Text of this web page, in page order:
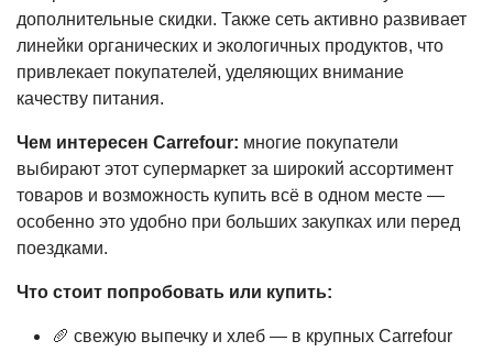
дополнительные скидки. Также сеть активно развивает
линейки органических и экологичных продуктов, что
привлекает покупателей, уделяющих внимание
качеству питания.
Чем интересен Carrefour: многие покупатели
выбирают этот супермаркет за широкий ассортимент
товаров и возможность купить всё в одном месте —
особенно это удобно при больших закупках или перед
поездками.
Что стоит попробовать или купить:
🥖 свежую выпечку и хлеб — в крупных Carrefour